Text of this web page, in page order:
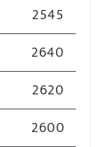
2545
2640
2620
2600